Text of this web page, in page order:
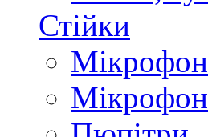
Стійки